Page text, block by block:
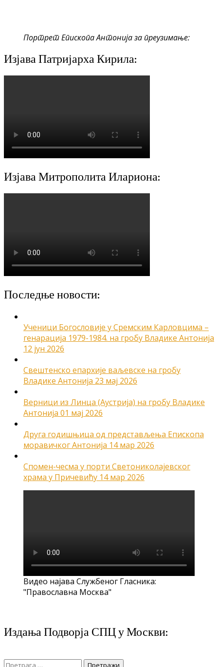
Портрет Епископа Антонија за преузимање:
Изјава Патријарха Кирила:
Изјава Митрополита Илариона:
Последње новости:
Ученици Богословије у Сремским Карловцима –
генарација 1979-1984. на гробу Владике Антонија
12 јун 2026
Свештенско епархије ваљевске на гробу
Владике Антонија 23 мај 2026
Верници из Линца (Аустрија) на гробу Владике
Антонија 01 мај 2026
Друга годишњица од представљења Епископа
моравичког Антонија 14 мар 2026
Спомен-чесма у порти Светониколајевског
храма у Причевићу 14 мар 2026
Видео најава Службеног Гласника:
"Православна Москва"
Издања Подворја СПЦ у Москви:
Претрага